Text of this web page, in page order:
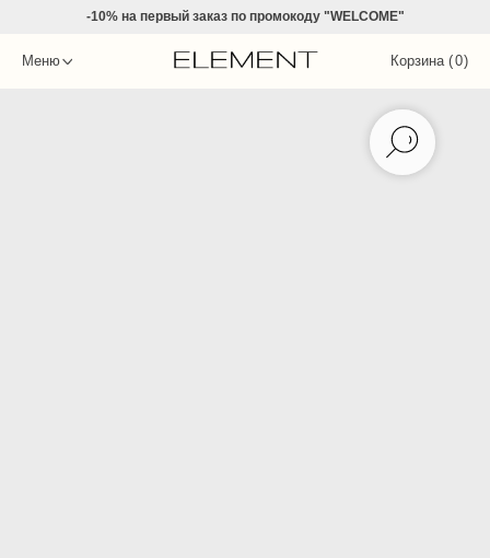
-10% напервый заказ по промокоду "WELCOME"
Корзина (
Меню )
0